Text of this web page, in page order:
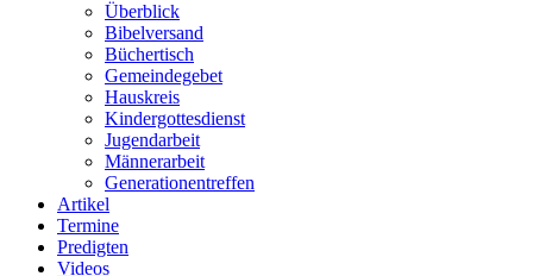
Überblick
Bibelversand
Büchertisch
Gemeindegebet
Hauskreis
Kindergottesdienst
Jugendarbeit
Männerarbeit
Generationentreffen
Artikel
Termine
Predigten
Videos